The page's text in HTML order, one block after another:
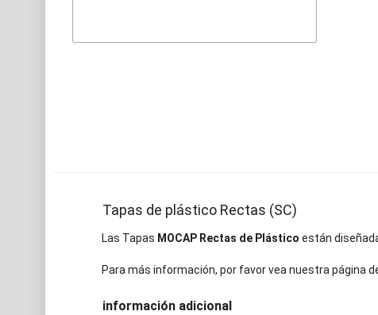
Tapas de plástico Rectas (SC)
Las Tapas MOCAP Rectas de Plástico están
Para más información, por favor vea nuestra página
información adicional